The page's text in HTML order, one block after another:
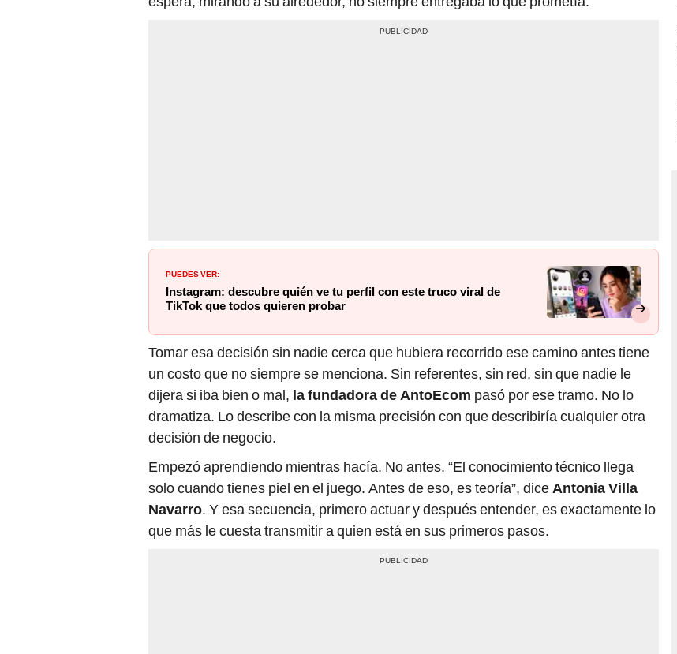
PUEDES VER:
Instagram: descubre quién ve tu perfil con este truco viral de
TikTok que todos quieren probar
Tomar esa decisión sin nadie cerca que hubiera recorrido ese camino antes tiene
un costo que no siempre se menciona. Sin referentes, sin red, sin que nadie le
dijera si iba bien o mal, la fundadora de AntoEcom pasó por ese tramo. No lo
dramatiza. Lo describe con la misma precisión con que describiría cualquier otra
decisión de negocio.
Empezó aprendiendo mientras hacía. No antes. “El conocimiento técnico llega
solo cuando tienes piel en el juego. Antes de eso, es teoría”, diceAntonia Villa
Navarro. Y esa secuencia, primero actuar y después entender, es exactamente lo
que más le cuesta transmitir a quien está en sus primeros pasos.